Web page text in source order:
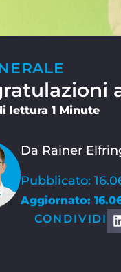
lettura 1 Minute
Da Rainer
Pubblicato:
Aggiornato:
CONDIVIDI